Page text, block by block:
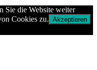
Sie die Website weiter
Cookies zu. Akzeptieren